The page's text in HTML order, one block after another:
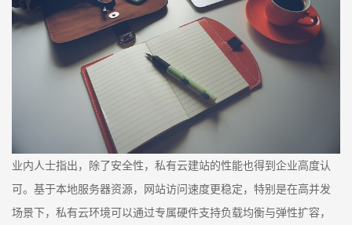
业内人士指出，除了安全性，私有云建站的性能也得到企业高度认
可。基于本地服务器资源，网站访问速度更稳定，特别是在高并发
场景下，私有云环境可以通过专属硬件支持负载均衡与弹性扩容，